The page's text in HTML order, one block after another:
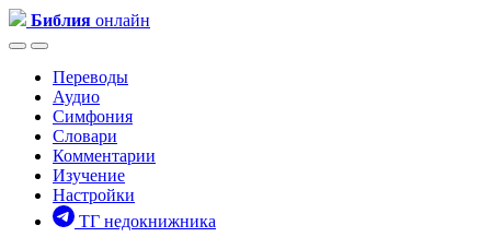
Библия онлайн
Переводы
Аудио
Симфония
Словари
Комментарии
Изучение
Настройки
ТГ недокнижника